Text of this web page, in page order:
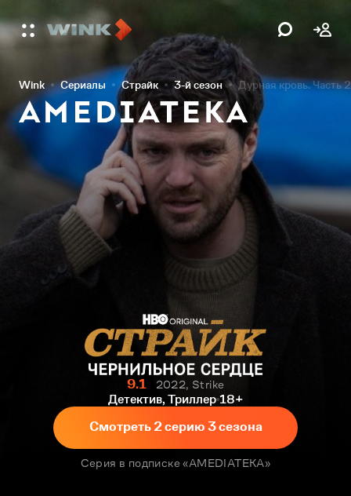
Wink Сериалы Страйк 3-й сезон Дурная кровь. Часть 2
9.1
2022, Strike
Детектив, Триллер 18+
Смотреть 2 серию 3 сезона
Серия в подписке «AMEDIATEKA»